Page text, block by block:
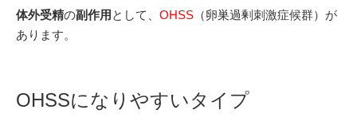
体外受精の副作用 として、 OHSS （卵巣過剰刺激症候群）が
あります。
OHSSになりやすいタイプ